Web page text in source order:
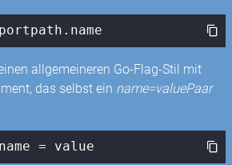
allgemeineren Go-Flag-Stil mit
das selbst ein name=valuePaar
= value